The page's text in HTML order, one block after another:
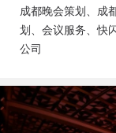
成都晚会策划、成
划、会议服务、快
公司